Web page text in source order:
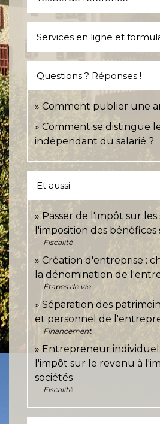
Services en ligne et
Questions ? Réponses !
Comment publier une
Comment se distingue
indépendant du salarié ?
Et aussi
Passer de l'impôt sur les
l'imposition des
Fiscalité
Création d'entreprise :
la dénomination de
Étapes de vie
Séparation des
et personnel de
Financement
Entrepreneur individuel
l'impôt sur le revenu à
sociétés
Fiscalité